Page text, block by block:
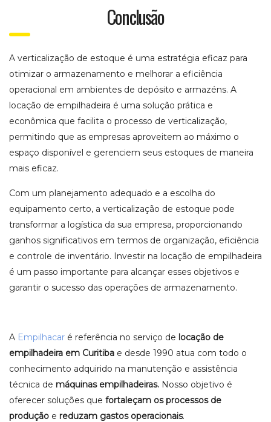
Conclusão
A verticalização de estoque é uma estratégia eficaz para
otimizar o armazenamento e melhorar a eficiência
operacional em ambientes de depósito e armazéns. A
locação de empilhadeira é uma solução prática e
econômica que facilita o processo de verticalização,
permitindo que as empresas aproveitem ao máximo o
espaço disponível e gerenciem seus estoques de maneira
mais eficaz.
Com um planejamento adequado e a escolha do
equipamento certo, a verticalização de estoque pode
transformar a logística da sua empresa, proporcionando
ganhos significativos em termos de organização, eficiência
e controle de inventário. Investir na locação de empilhadeira
é um passo importante para alcançar esses objetivos e
garantir o sucesso das operações de armazenamento.
A Empilhacar é referência no serviço de locação de
empilhadeira em Curitiba e desde 1990 atua com todo o
conhecimento adquirido na manutenção e assistência
técnica de máquinas empilhadeiras. Nosso objetivo é
oferecer soluções que fortaleçam os processos de
produção e reduzam gastos operacionais.